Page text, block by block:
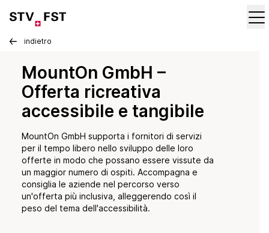
indietro
MountOn GmbH –
Offerta ricreativa
accessibile e tangibile
MountOn GmbH supporta i fornitori di servizi
per il tempo libero nello sviluppo delle loro
offerte in modo che possano essere vissute da
un maggior numero di ospiti. Accompagna e
consiglia le aziende nel percorso verso
un'offerta più inclusiva, alleggerendo così il
peso del tema dell'accessibilità.